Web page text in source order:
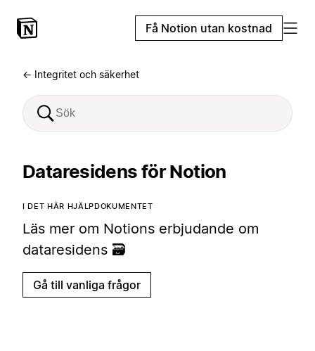
Få Notion utan kostnad
← Integritet och säkerhet
Dataresidens för Notion
I DET HÄR HJÄLPDOKUMENTET
Läs mer om Notions erbjudande om
dataresidens 🗃️
Gå till vanliga frågor